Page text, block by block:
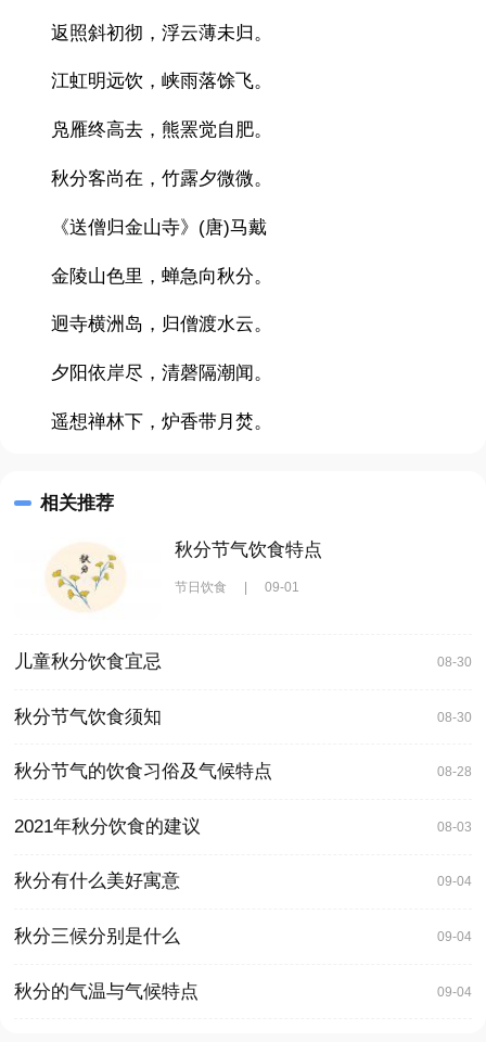
返照斜初彻，浮云薄未归。
江虹明远饮，峡雨落馀飞。
凫雁终高去，熊罴觉自肥。
秋分客尚在，竹露夕微微。
《送僧归金山寺》(唐)马戴
金陵山色里，蝉急向秋分。
迥寺横洲岛，归僧渡水云。
夕阳依岸尽，清磬隔潮闻。
遥想禅林下，炉香带月焚。
相关推荐
秋分节气饮食特点
节日饮食 | 09-01
儿童秋分饮食宜忌 08-30
秋分节气饮食须知 08-30
秋分节气的饮食习俗及气候特点 08-28
2021年秋分饮食的建议 08-03
秋分有什么美好寓意 09-04
秋分三候分别是什么 09-04
秋分的气温与气候特点 09-04